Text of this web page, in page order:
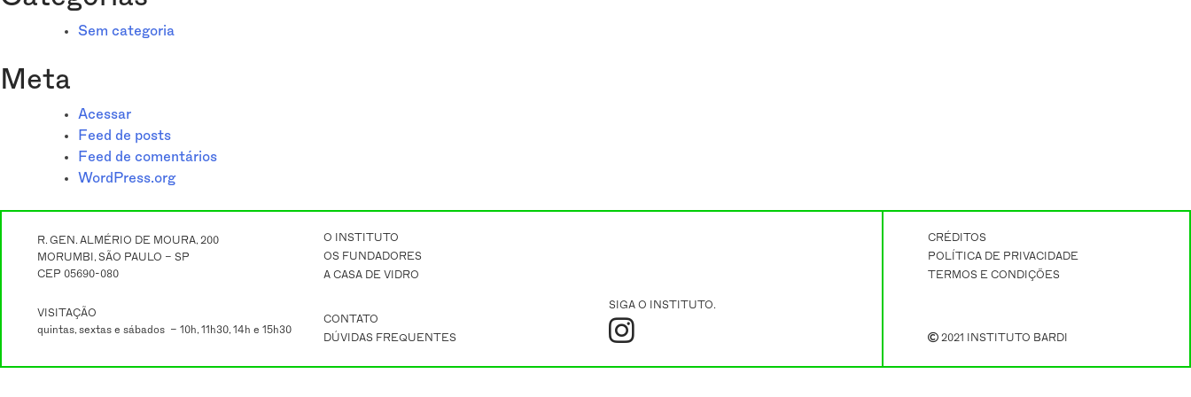
Sem categoria
Meta
Acessar
Feed de posts
Feed de comentários
WordPress.org
R. GEN. ALMÉRIO DE MOURA, 200
MORUMBI, SÃO PAULO – SP
CEP 05690-080
VISITAÇÃO
quintas, sextas e sábados – 10h, 11h30, 14h e 15h30
O INSTITUTO
OS FUNDADORES
A CASA DE VIDRO
CONTATO
DÚVIDAS FREQUENTES
SIGA O INSTITUTO.
CRÉDITOS
POLÍTICA DE PRIVACIDADE
TERMOS E CONDIÇÕES
2021 INSTITUTO BARDI